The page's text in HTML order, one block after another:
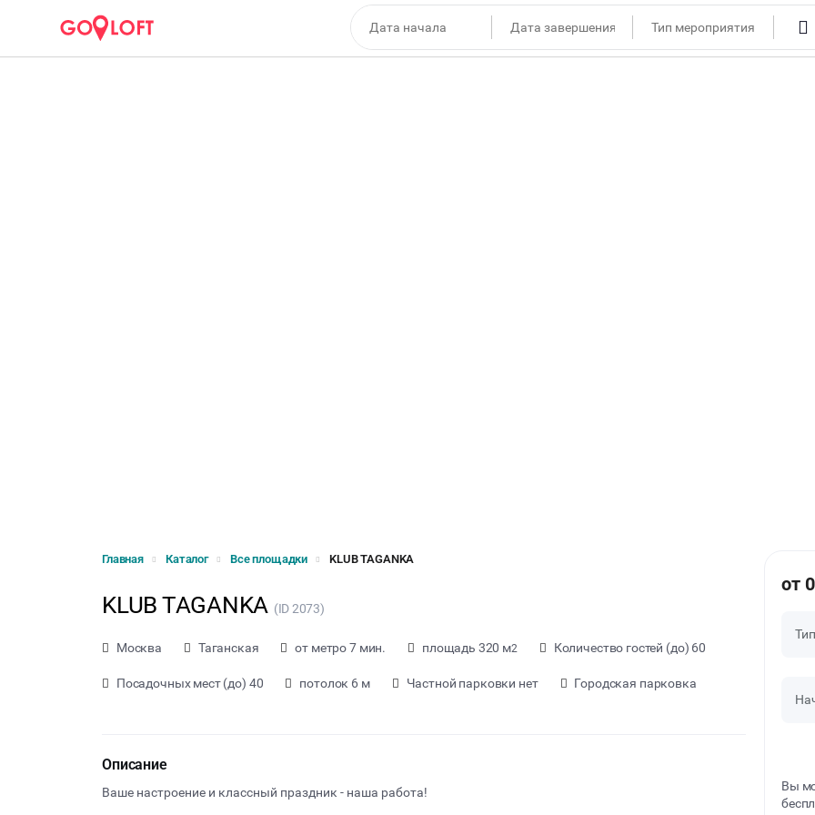
Главная Каталог Все площадки KLUB TAGANKA
KLUB TAGANKA (ID 2073)
Москва Таганская от метро 7 мин. площадь 320 м2 Количество гостей (до) 60
Посадочных мест (до) 40 потолок 6 м Частной парковки нет Городская парковка
Описание
Ваше настроение и классный праздник - наша работа!
от
Вы